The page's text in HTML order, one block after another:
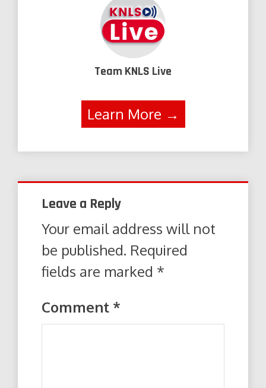
Team KNLS Live
Learn More →
Leave a Reply
Your email address will not
be published. Required
fields are marked *
Comment *